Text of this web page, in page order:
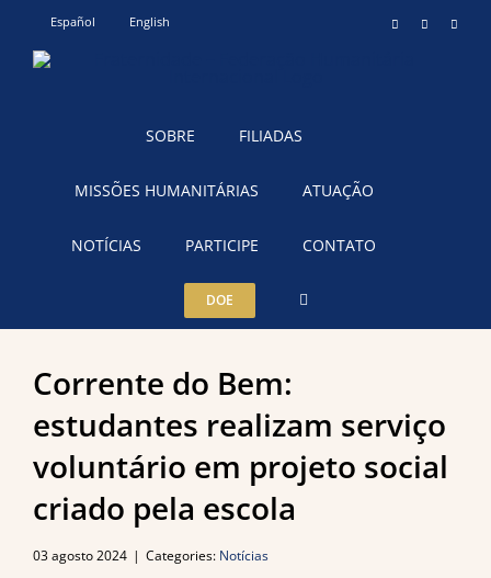
Español English InstagramYouTube
SOBRE FILIADAS
MISSÕES HUMANITÁRIAS ATUAÇÃO
NOTÍCIAS PARTICIPE CONTATO
DOE
Corrente do Bem:
estudantes realizam serviço
voluntário em projeto social
criado pela escola
03 agosto 2024 | Categories: Notícias